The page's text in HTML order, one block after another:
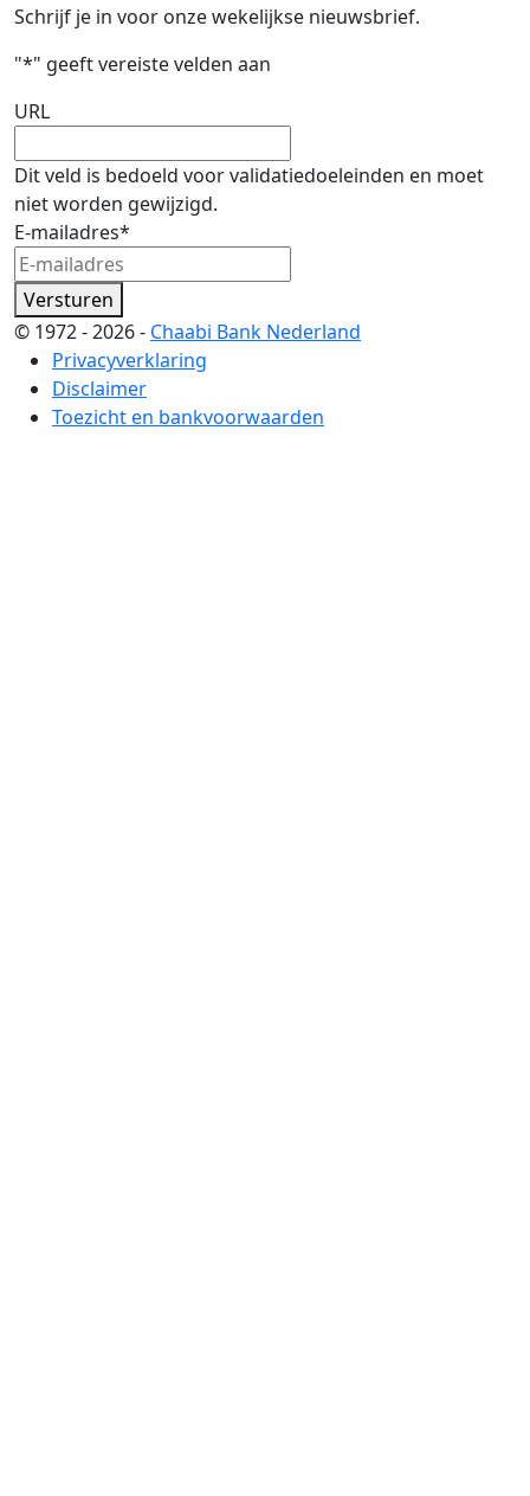
Schrijf je in voor onze wekelijkse nieuwsbrief.
"*" geeft vereiste velden aan
URL
Dit veld is bedoeld voor validatiedoeleinden en moet
niet worden gewijzigd.
E-mailadres*
Versturen
© 1972 - 2026 - Chaabi Bank Nederland
Privacyverklaring
Disclaimer
Toezicht en bankvoorwaarden